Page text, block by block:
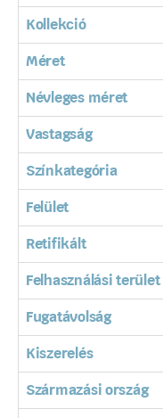
Kollekció
Méret
Névleges méret
Vastagság
Színkategória
Felület
Retifikált
Felhasználási terület
Fugatávolság
Kiszerelés
Származási ország